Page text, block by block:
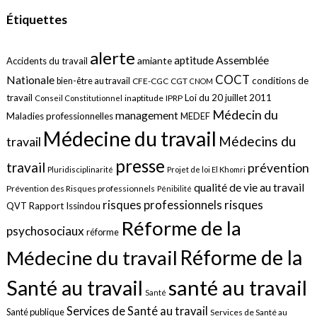
Étiquettes
Accidents du travail alerte amianteaptitudeAssemblée
Nationale bien-être au travail CFE-CGC CGT CNOM COCT conditions de
travail Conseil Constitutionnel inaptitude IPRP Loi du 20 juillet 2011
Maladies professionnellesmanagement MEDEF Médecin du
travail Médecine du travail Médecins du
travail Pluridisciplinarité presse Projet de loi El Khomri prévention
Prévention des Risques professionnels Pénibilité qualité de vie au travail
QVT Rapport Issindou risques professionnels risques
psychosociauxréforme Réforme de la
Médecine du travail Réforme de la
Santé au travail Santé santé au travail
Santé publiqueServices de Santé au travail Services de Santé au